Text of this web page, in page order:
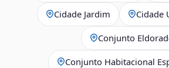
Cidade Jardim Cidade
Conjunto
Conjunto Habitacional